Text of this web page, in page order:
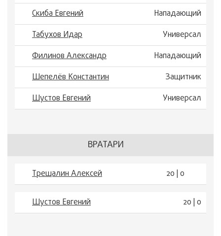
Скиба Евгений
Нападающий
Табухов Идар
Универсал
Филинов Александр
Нападающий
Шепелёв Константин
Защитник
Шустов Евгений
Универсал
ВРАТАРИ
Трещалин Алексей 20 | 0
Шустов Евгений 20 | 0